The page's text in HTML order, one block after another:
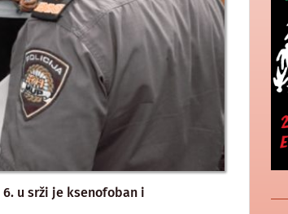
u srži je ksenofoban i